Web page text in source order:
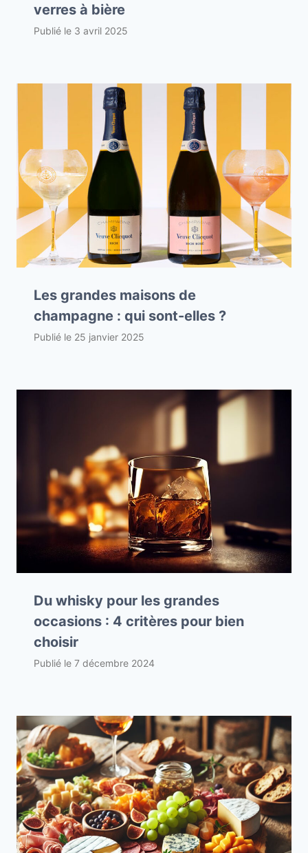
verres à bière
Publié le 3 avril 2025
Les grandes maisons de
champagne : qui sont-elles ?
Publié le 25 janvier 2025
Du whisky pour les grandes
occasions : 4 critères pour bien
choisir
Publié le 7 décembre 2024